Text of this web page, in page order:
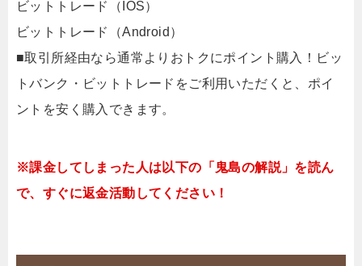
ビットトレード（IOS）
ビットトレード（Android）
■取引所経由なら通常よりおトクにポイント購入！ビッ
トバンク・ビットトレードをご利用いただくと、ポイ
ントを安く購入できます。
※課金してしまった人は以下の「鬼島の解説」を読ん
で、すぐに返金活動してください！